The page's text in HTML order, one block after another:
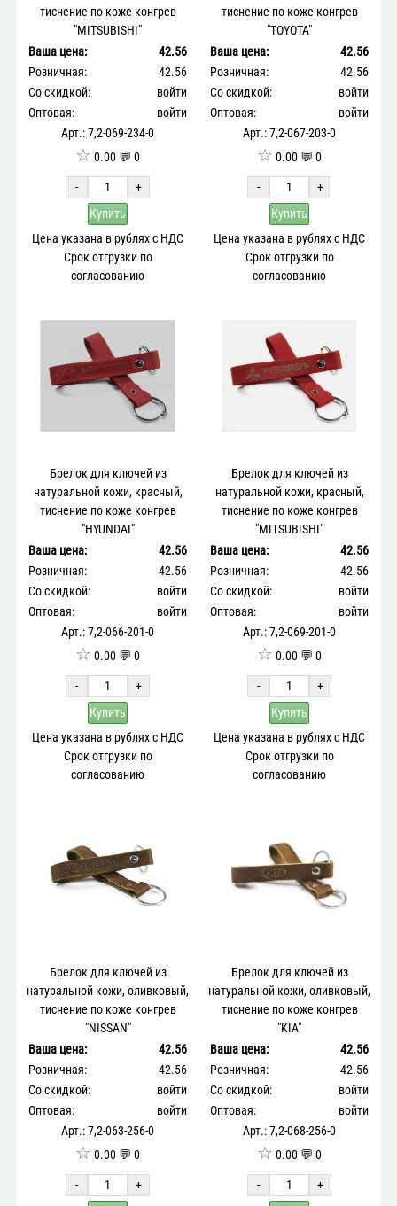
тиснение по коже конгрев
"MITSUBISHI"
Ваша цена:
42.56
Розничная:
42.56
Со скидкой:
войти
Оптовая:
войти
Арт.: 7,2-069-234-0
☆ 0.00 💬 0
-
+
Купить
Цена указана в рублях с НДС
Срок отгрузки по
согласованию
тиснение по коже конгрев
"TOYOTA"
Ваша цена:
42.56
Розничная:
42.56
Со скидкой:
войти
Оптовая:
войти
Арт.: 7,2-067-203-0
☆ 0.00 💬 0
-
+
Купить
Цена указана в рублях с НДС
Срок отгрузки по
согласованию
Брелок для ключей из
натуральной кожи, красный,
тиснение по коже конгрев
"HYUNDAI"
Ваша цена:
42.56
Розничная:
42.56
Со скидкой:
войти
Оптовая:
войти
Арт.: 7,2-066-201-0
☆ 0.00 💬 0
-
+
Купить
Цена указана в рублях с НДС
Срок отгрузки по
согласованию
Брелок для ключей из
натуральной кожи, красный,
тиснение по коже конгрев
"MITSUBISHI"
Ваша цена:
42.56
Розничная:
42.56
Со скидкой:
войти
Оптовая:
войти
Арт.: 7,2-069-201-0
☆ 0.00 💬 0
-
+
Купить
Цена указана в рублях с НДС
Срок отгрузки по
согласованию
Брелок для ключей из
натуральной кожи, оливковый,
тиснение по коже конгрев
"NISSAN"
Ваша цена:
42.56
Розничная:
42.56
Со скидкой:
войти
Оптовая:
войти
Арт.: 7,2-063-256-0
☆ 0.00 💬 0
-
+
Брелок для ключей из
натуральной кожи, оливковый,
тиснение по коже конгрев
"KIA"
Ваша цена:
42.56
Розничная:
42.56
Со скидкой:
войти
Оптовая:
войти
Арт.: 7,2-068-256-0
☆ 0.00 💬 0
-
+